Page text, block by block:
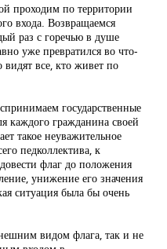
проходим по территории
входа. Возвращаемся
раз с горечью в душе
уже превратился во что-
видят все, кто живет по
государственные
каждого гражданина своей
такое неуважительное
педколлектива, к
флаг до положения
унижение его значения
ситуация была бы очень
видом флага, так и не